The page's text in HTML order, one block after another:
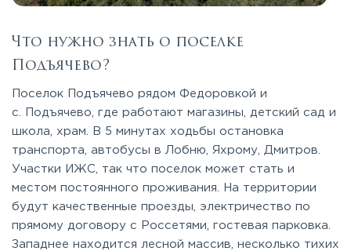
Что нужно знать о поселке
Подъячево?
Поселок Подъячево рядом Федоровкой и
с. Подъячево, где работают магазины, детский сад и
школа, храм. В 5 минутах ходьбы остановка
транспорта, автобусы в Лобню, Яхрому, Дмитров.
Участки ИЖС, так что поселок может стать и
местом постоянного проживания. На территории
будут качественные проезды, электричество по
прямому договору с Россетями, гостевая парковка.
Западнее находится лесной массив, несколько тихих